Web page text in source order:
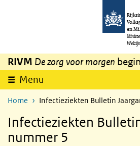
Overslaan en naar de inhoud gaan
en
RIVM De zorg voor morgen
Menu
Home Infectieziekten Bulletin
Infectieziekten
nummer 5